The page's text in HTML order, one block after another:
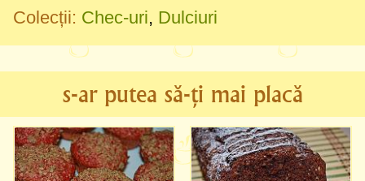
Colecții: Chec-uri, Dulciuri
s-ar putea să-ți mai placă